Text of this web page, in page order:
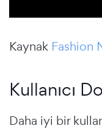
Kaynak Fashion
Kullanıcı
Daha iyi bir